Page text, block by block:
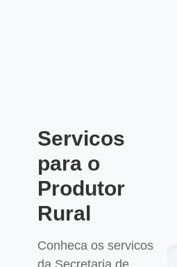
Servicos
para o
Produtor
Rural
Conheca os servicos
da Secretaria de